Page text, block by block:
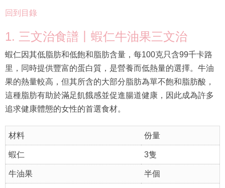
回到目錄
1. 三文治食譜丨蝦仁牛油果三文治
蝦仁因其低脂肪和低飽和脂肪含量，每100克只含99千卡路
里，同時提供豐富的蛋白質，是營養而低熱量的選擇。牛油
果的熱量較高，但其所含的大部分脂肪為單不飽和脂肪酸，
這種脂肪有助於滿足飢餓感並促進腸道健康，因此成為許多
追求健康體態的女性的首選食材。
材料 份量
蝦仁 3隻
牛油果 半個